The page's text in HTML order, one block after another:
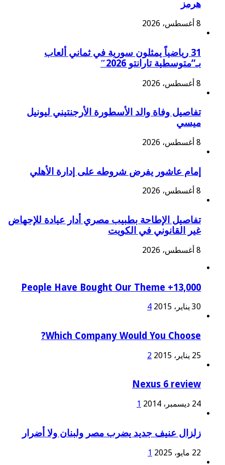
هرمز
8 أغسطس، 2026
31 رياضياً يمثلون سورية في ثماني ألعاب
بـ”متوسطية تارانتو 2026″
8 أغسطس، 2026
تفاصيل وفاة والد الأسطورة الأرجنتيني ليونيل
ميسي
8 أغسطس، 2026
إمام عاشور يفرض شروطه على إدارة الأهلي
8 أغسطس، 2026
تفاصيل الإطاحة بطبيب مصري أدار عيادة للإجهاض
غير القانوني في الكويت
8 أغسطس، 2026
13,000+ People Have Bought Our Theme
30 يناير، 2015 4
Which Company Would You Choose?
25 يناير، 2015 2
Nexus 6 review
24 ديسمبر، 2014 1
زلزال عنيف جديد يضرب مصر ولبنان ولا أضرار
22 مايو، 2025 1